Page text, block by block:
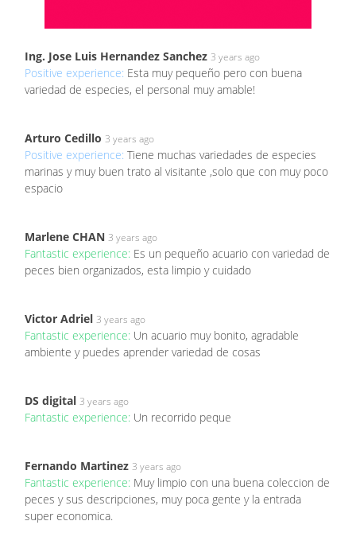
Ing. Jose Luis Hernandez Sanchez 3 years ago
Positive experience: Esta muy pequeño pero con buena
variedad de especies, el personal muy amable!
Arturo Cedillo 3 years ago
Positive experience: Tiene muchas variedades de especies
marinas y muy buen trato al visitante ,solo que con muy poco
espacio
Marlene CHAN 3 years ago
Fantastic experience: Es un pequeño acuario con variedad de
peces bien organizados, esta limpio y cuidado
Victor Adriel 3 years ago
Fantastic experience: Un acuario muy bonito, agradable
ambiente y puedes aprender variedad de cosas
DS digital 3 years ago
Fantastic experience: Un recorrido peque
Fernando Martinez 3 years ago
Fantastic experience: Muy limpio con una buena coleccion de
peces y sus descripciones, muy poca gente y la entrada
super economica.